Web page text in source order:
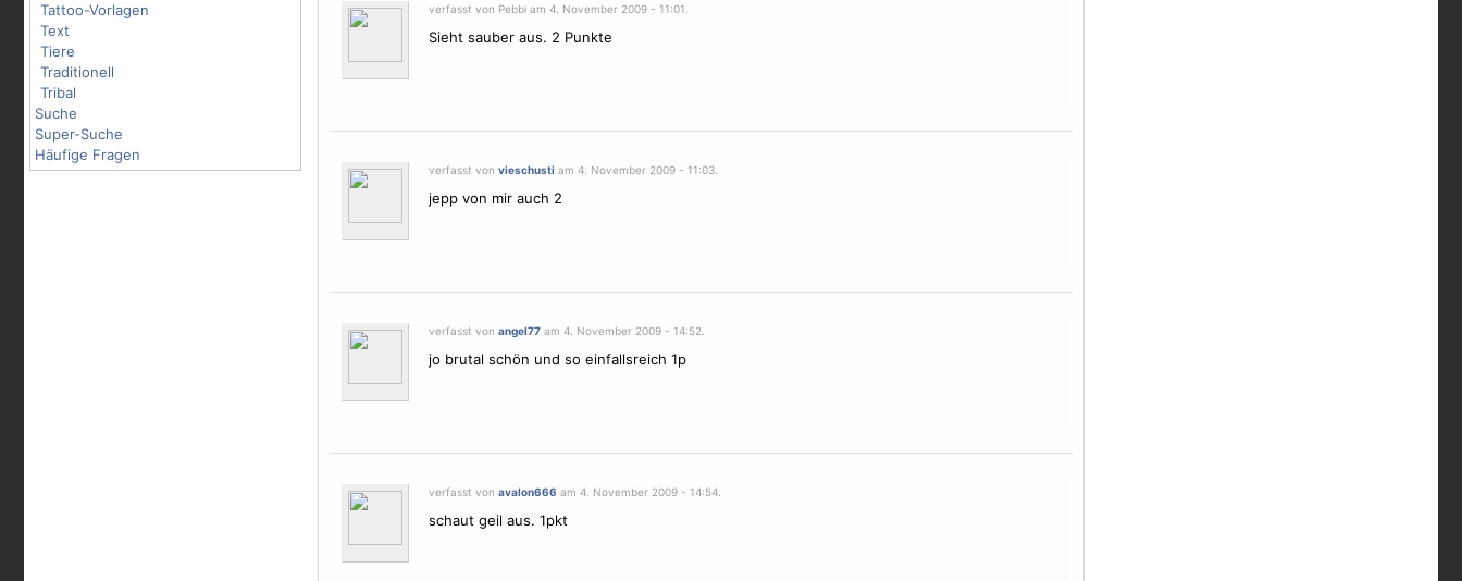
Tattoo-Vorlagen
Text
Tiere
Traditionell
Tribal
Suche
Super-Suche
Häufige Fragen
verfasst von Pebbi am 4. November 2009 - 11:01.
Sieht sauber aus. 2 Punkte
verfasst von vieschusti am 4. November 2009 - 11:03.
jepp von mir auch 2
verfasst von angel77am 4. November 2009 - 14:52.
jo brutal schön und so einfallsreich 1p
verfasst von avalon666 am 4. November 2009 - 14:54.
schaut geil aus. 1pkt